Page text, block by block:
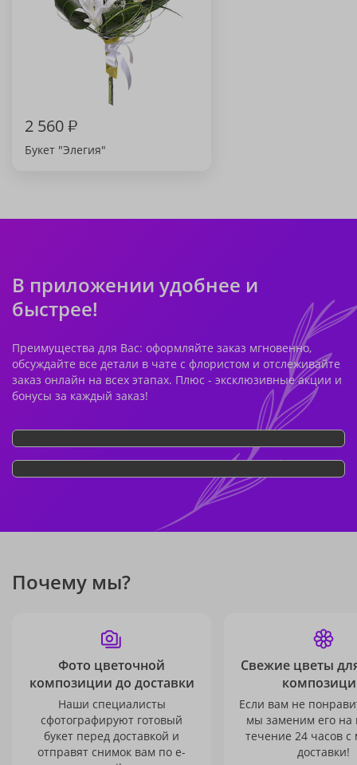
2 560₽
Букет "Элегия"
В приложении удобнее и
быстрее!
Преимущества для Вас: оформляйте заказ мгновенно,
обсуждайте все детали в чате с флористом и отслеживайте
заказ онлайн на всех этапах. Плюс - эксклюзивные акции и
бонусы за каждый заказ!
Почему мы?
Фото цветочной
композиции до доставки
Наши специалисты
сфотографируют готовый
букет перед доставкой и
отправят снимок вам по e-
Свежие цветы
Если вам не
мы заменим его на
течение 24 часов с
доставки!